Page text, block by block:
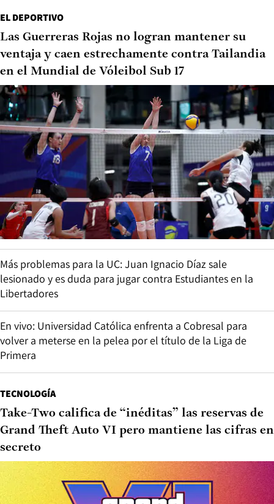
EL DEPORTIVO
Las Guerreras Rojas no logran mantener su
ventaja y caen estrechamente contra Tailandia
en el Mundial de Vóleibol Sub 17
Más problemas para la UC: Juan Ignacio Díaz sale
lesionado y es duda para jugar contra Estudiantes en la
Libertadores
En vivo: Universidad Católica enfrenta a Cobresal para
volver a meterse en la pelea por el título de la Liga de
Primera
TECNOLOGÍA
Take-Two califica de “inéditas” las reservas de
Grand Theft Auto VI pero mantiene las cifras en
secreto